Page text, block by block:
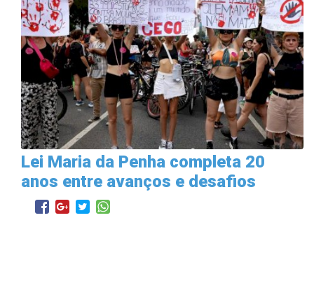
Lei Maria da Penha completa 20
anos entre avanços e desafios